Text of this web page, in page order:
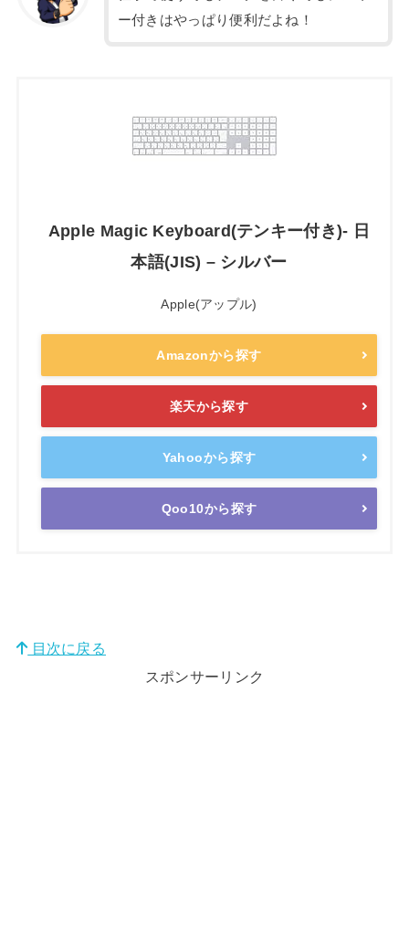
ー付きはやっぱり便利だよね！
Apple Magic Keyboard(テンキー付き)- 日
本語(JIS) – シルバー
Apple(アップル)
Amazonから探す
楽天から探す
Yahooから探す
Qoo10から探す
目次に戻る
スポンサーリンク